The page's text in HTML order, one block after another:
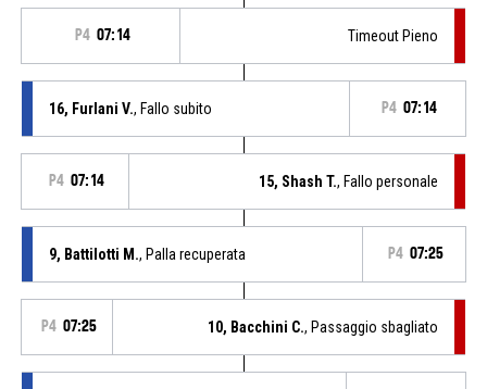
P4 07:14 Timeout Pieno
16, Furlani V., Fallo subito P4 07:14
P4 07:14 15, Shash T., Fallo personale
9, Battilotti M., Palla recuperata P4 07:25
P4 07:25 10, Bacchini C., Passaggio sbagliato